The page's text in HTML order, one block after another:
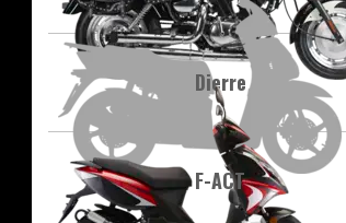
Dierre
F-ACT